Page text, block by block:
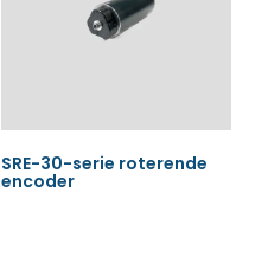
SRE-30-serie roterende
encoder